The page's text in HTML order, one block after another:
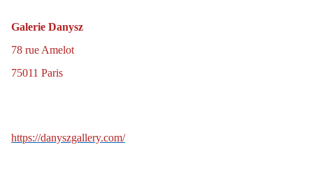
Galerie Danysz
78 rue Amelot
75011 Paris
https://danyszgallery.com/